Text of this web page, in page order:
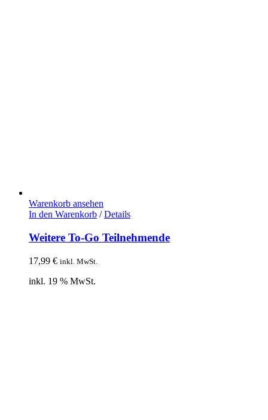
Warenkorb ansehen
In den Warenkorb / Details
Weitere To-Go Teilnehmende
17,99 € inkl. MwSt.
inkl. 19 % MwSt.